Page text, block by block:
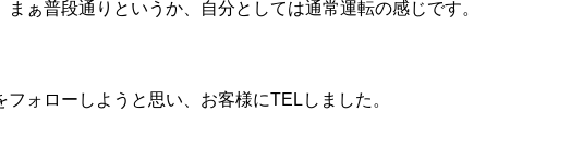
ぁ普段通りというか、自分としては通常運転の感じです。
ォローしようと思い、お客様にTELしました。